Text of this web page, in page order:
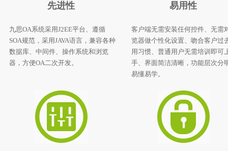
先进性
九思OA系统采用J2EE平台、遵循
SOA规范，采用JAVA语言，兼容各种
数据库、中间件、操作系统和浏览
器，方便OA二次开发。
易用性
客户端无需安装任何控件、无需
览器做个性化设置、吻合客户过
用习惯、普通用户无需培训即可
手、界面简洁清晰，功能层次分
易懂易学。